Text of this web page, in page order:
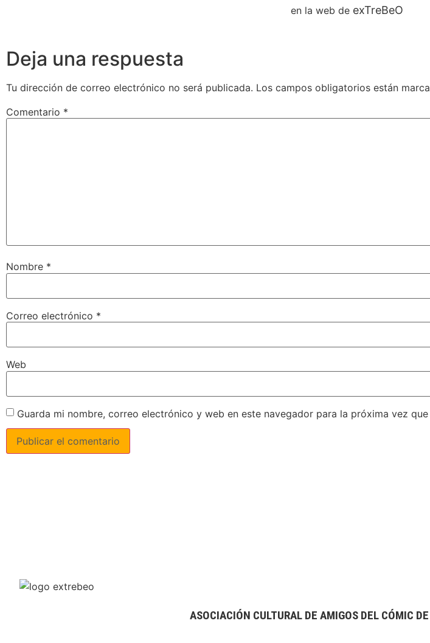
en la web deexTreBeO
Deja una respuesta
Tu dirección de correo electrónico no será publicada. Los campos obligatorios están
Comentario *
Nombre *
Correo electrónico *
Web
Guarda mi nombre, correo electrónico y web en este navegador para la próxima vez
ASOCIACIÓN CULTURAL DE AMIGOS DEL CÓMIC